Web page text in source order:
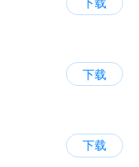
下载
下载
下载